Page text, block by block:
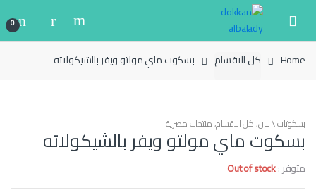
navigation
content
0
Home كل الاقسام بسكوت ماي مولتو ويفر بالشيكولاته
بسكوتات \ لبان,كل الاقسام,منتجات مصرية
بسكوت ماي مولتو ويفر بالشيكولاته
متوفر :Out of stock